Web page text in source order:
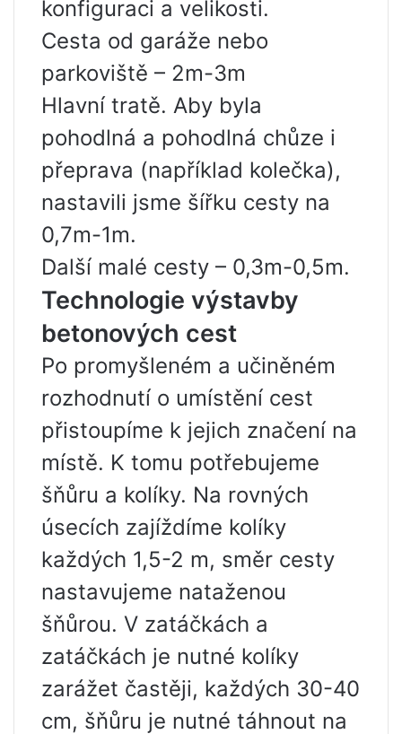
konfiguraci a velikosti.
Cesta od garáže nebo
parkoviště – 2m-3m
Hlavní tratě. Aby byla
pohodlná a pohodlná chůze i
přeprava (například kolečka),
nastavili jsme šířku cesty na
0,7m-1m.
Další malé cesty – 0,3m-0,5m.
Technologie výstavby
betonových cest
Po promyšleném a učiněném
rozhodnutí o umístění cest
přistoupíme k jejich značení na
místě. K tomu potřebujeme
šňůru a kolíky. Na rovných
úsecích zajíždíme kolíky
každých 1,5-2 m, směr cesty
nastavujeme nataženou
šňůrou. V zatáčkách a
zatáčkách je nutné kolíky
zarážet častěji, každých 30-40
cm, šňůru je nutné táhnout na